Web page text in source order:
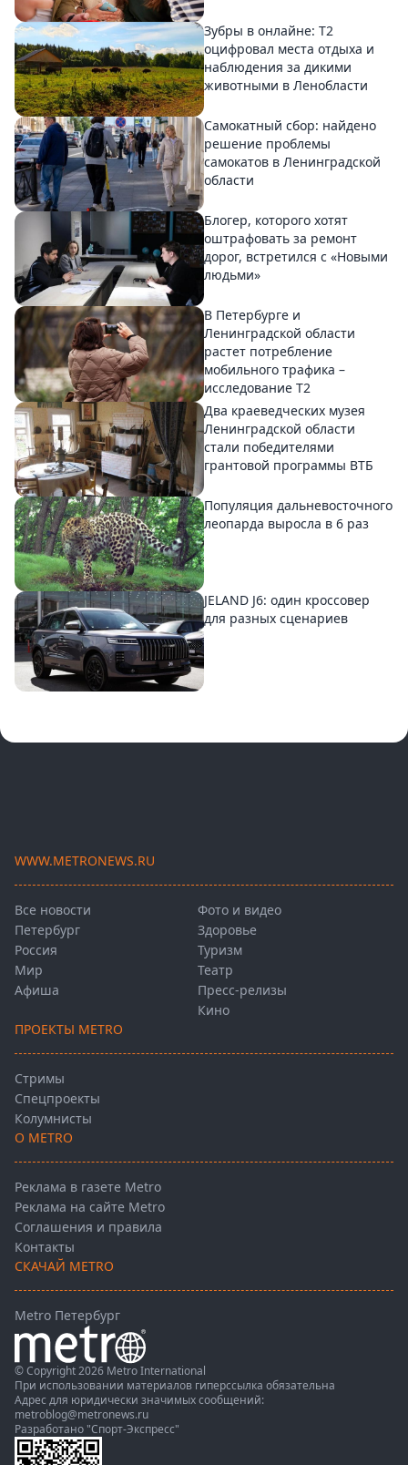
Зубры в онлайне: Т2
оцифровал места отдыха и
наблюдения за дикими
животными в Ленобласти
Самокатный сбор: найдено
решение проблемы
самокатов в Ленинградской
области
Блогер, которого хотят
оштрафовать за ремонт
дорог, встретился с «Новыми
людьми»
В Петербурге и
Ленинградской области
растет потребление
мобильного трафика –
исследование T2
Два краеведческих музея
Ленинградской области
стали победителями
грантовой программы ВТБ
Популяция дальневосточного
леопарда выросла в 6 раз
JELAND J6: один кроссовер
для разных сценариев
WWW.METRONEWS.RU
Все новости
Петербург
Россия
Мир
Афиша
Фото и видео
Здоровье
Туризм
Театр
Пресс-релизы
Кино
ПРОЕКТЫ METRO
Стримы
Спецпроекты
Колумнисты
О METRO
Реклама в газете Metro
Реклама на сайте Metro
Соглашения и правила
Контакты
СКАЧАЙ METRO
Metro Петербург
© Copyright 2026 Metro International
При использовании материалов гиперссылка обязательна
Адрес для юридически значимых сообщений:
metroblog@metronews.ru
Разработано "Спорт-Экспресс"